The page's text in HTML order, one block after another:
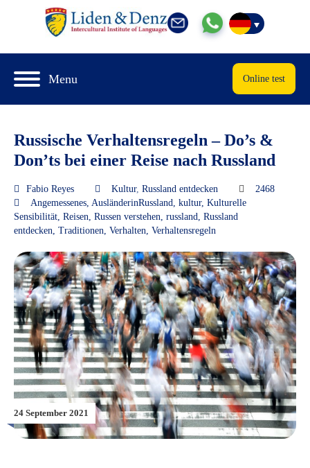
Menu Online test
Russische Verhaltensregeln – Do’s &
Don’ts bei einer Reise nach Russland
Fabio Reyes Kultur, Russland entdecken
2468
Angemessenes AusländerinRussland kultur, Kulturelle
Sensibilität Reisen Russen verstehen russland Russland
entdecken Traditionen Verhalten Verhaltensregeln
24 September 2021